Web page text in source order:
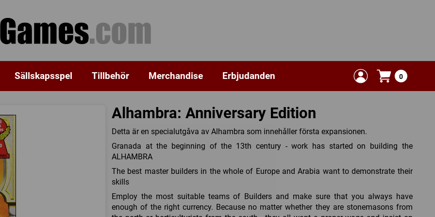
Sällskapsspel Tillbehör Merchandise Erbjudanden 0
Alhambra: Anniversary Edition
Detta är en specialutgåva av Alhambra som innehåller första expansionen.
Granada at the beginning of the 13th century - work has started on building the
ALHAMBRA
The best master builders in the whole of Europe and Arabia want to demonstrate their
skills
Employ the most suitable teams of Builders and make sure that you always have
enough of the right currency. Because no matter whether they are stonemasons from